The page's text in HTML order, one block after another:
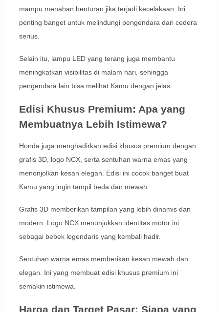
mampu menahan benturan jika terjadi kecelakaan. Ini
penting banget untuk melindungi pengendara dari cedera
serius.
Selain itu, lampu LED yang terang juga membantu
meningkatkan visibilitas di malam hari, sehingga
pengendara lain bisa melihat Kamu dengan jelas.
Edisi Khusus Premium: Apa yang
Membuatnya Lebih Istimewa?
Honda juga menghadirkan edisi khusus premium dengan
grafis 3D, logo NCX, serta sentuhan warna emas yang
menonjolkan kesan elegan. Edisi ini cocok banget buat
Kamu yang ingin tampil beda dan mewah.
Grafis 3D memberikan tampilan yang lebih dinamis dan
modern. Logo NCX menunjukkan identitas motor ini
sebagai bebek legendaris yang kembali hadir.
Sentuhan warna emas memberikan kesan mewah dan
elegan. Ini yang membuat edisi khusus premium ini
semakin istimewa.
Harga dan Target Pasar: Siapa yang